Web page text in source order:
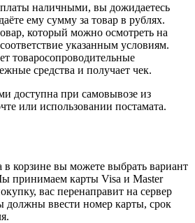
наличными, вы дожидаетесь
ему сумму за товар в рублях.
который можно осмотреть на
указанным условиям.
товаросопроводительные
средства и получает чек.
доступна при самовывозе из
или использовании постамата.
корзине вы можете выбрать вариант
принимаем карты Visa и Master
вас перенаправит на сервер
должны ввести номер карты, срок